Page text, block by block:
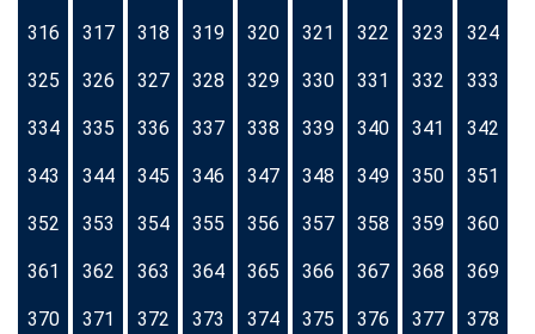
316 317 318 319 320 321 322 323 324
325 326 327 328 329 330 331 332 333
334 335 336 337 338 339 340 341 342
343 344 345 346 347 348 349 350 351
352 353 354 355 356 357 358 359 360
361 362 363 364 365 366 367 368 369
370 371 372 373 374 375 376 377 378